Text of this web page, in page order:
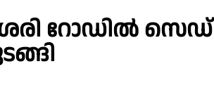
റോഡിൽ